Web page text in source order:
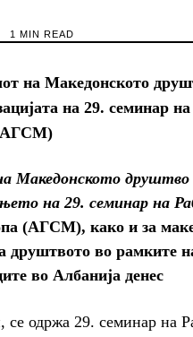
1 MIN READ
на Македонското
на 29. семинар
(АГСМ)
Македонското друштво
на 29. семинар на
(АГСМ), како и за
друштвото во рамките
во Албанија денес
одржа 29. семинар на